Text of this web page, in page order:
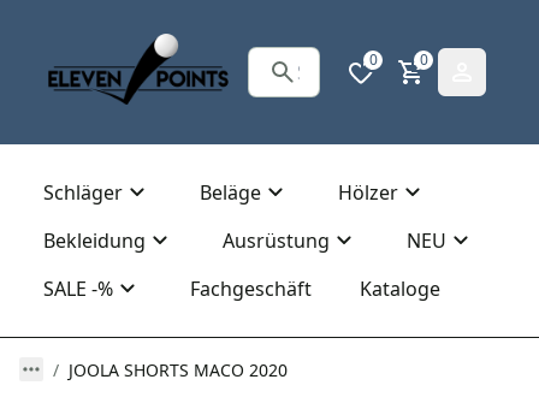
0 0
Schläger Beläge
Hölzer
Bekleidung
Ausrüstung
NEU
SALE -%
Fachgeschäft Kataloge
JOOLA SHORTS MACO 2020